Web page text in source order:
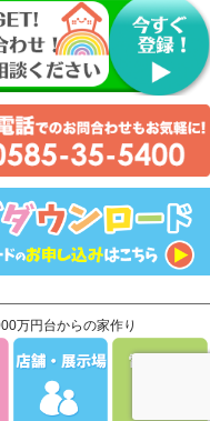
万円台からの家作り